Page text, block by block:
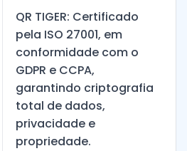
QR TIGER: Certificado
pela ISO 27001, em
conformidade com o
GDPR e CCPA,
garantindo criptografia
total de dados,
privacidade e
propriedade.